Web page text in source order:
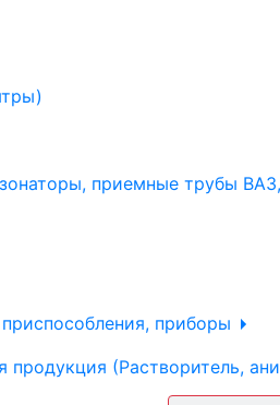
приемные трубы
приборы
продукция (Растворитель,